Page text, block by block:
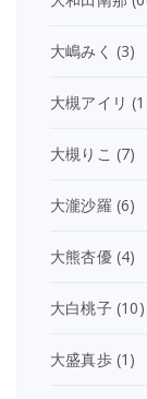
大嶋みく (3)
大槻アイリ
大槻りこ (7)
大瀧沙羅 (6)
大熊杏優(4)
大白桃子(10)
大盛真歩(1)